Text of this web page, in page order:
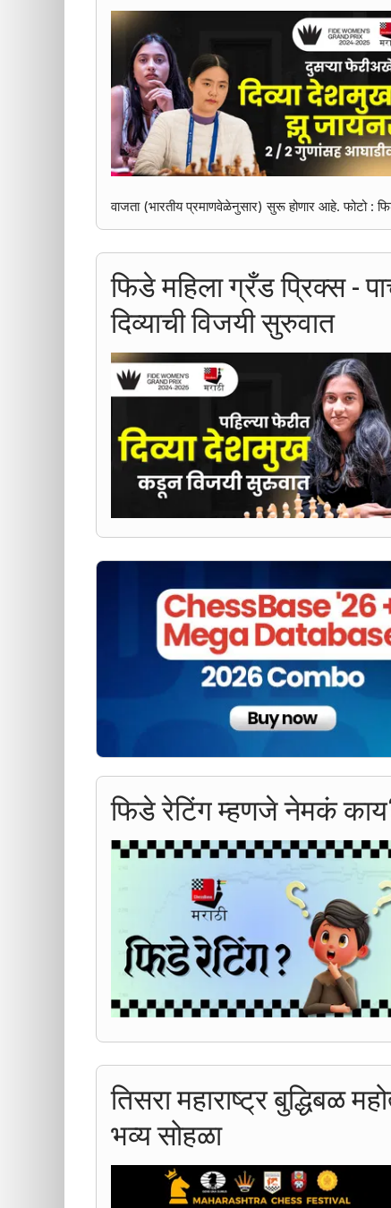
वाजता (भारतीय प्रमाणवेळेनुसार) सुरू होणार आहे. फोटो :
फिडे महिला ग्रँड प्रिक्स -
दिव्याची विजयी सुरुवात
फिडे रेटिंग म्हणजे नेमकं
तिसरा महाराष्ट्र बुद्धिबळ
भव्य सोहळा